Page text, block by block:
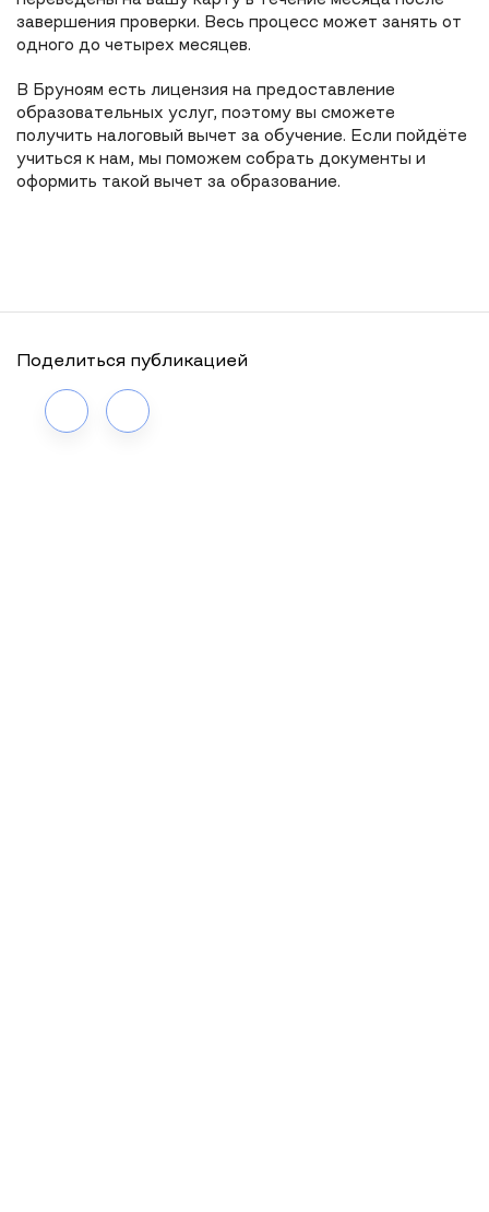
завершения проверки. Весь процесс может занять от
одного до четырех месяцев.
В Бруноям есть лицензия на предоставление
образовательных услуг, поэтому вы сможете
получить налоговый вычет за обучение. Если пойдёте
учиться к нам, мы поможем собрать документы и
оформить такой вычет за образование.
Поделиться публикацией